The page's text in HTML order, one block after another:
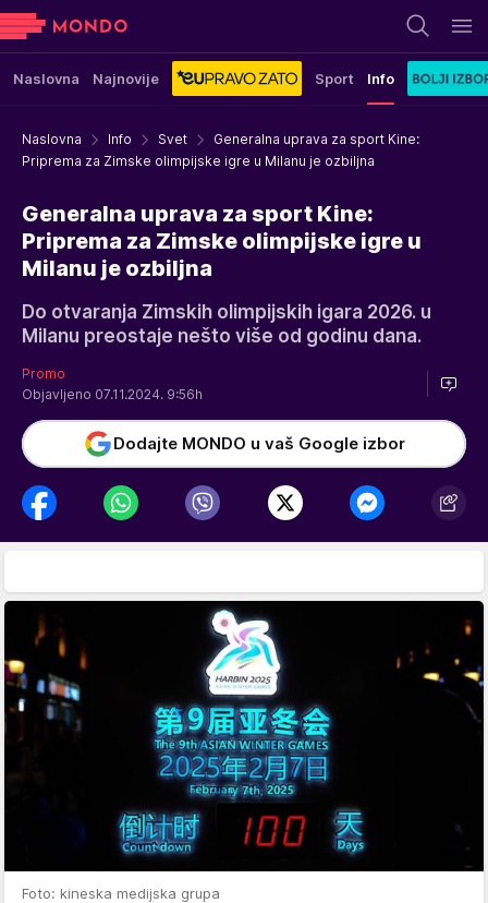
Naslovna Najnovije Sport Info
Naslovna Info Svet
Generalna uprava za sport Kine:
Priprema za Zimske olimpijske igre u Milanu je ozbiljna
Generalna uprava za sport Kine:
Priprema za Zimske olimpijske igre u
Milanu je ozbiljna
Do otvaranja Zimskih olimpijskih igara 2026. u
Milanu preostaje nešto više od godinu dana.
Promo
Objavljeno 07.11.2024. 9:56h
Dodajte MONDO u vaš Google izbor
Foto: kineska medijska grupa